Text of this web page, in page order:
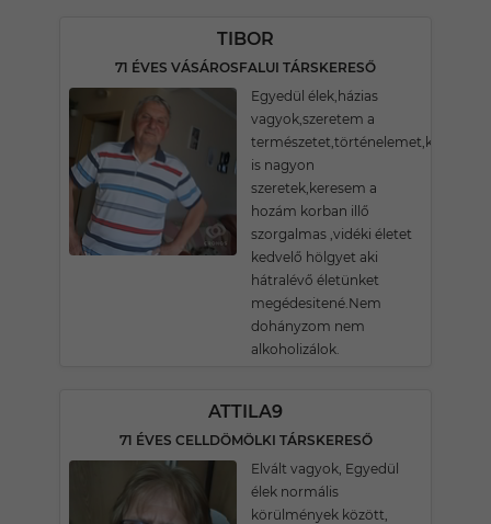
TIBOR
71 ÉVES VÁSÁROSFALUI TÁRSKERESŐ
Egyedül élek,házias
vagyok,szeretem a
is nagyon
szeretek,keresem a
hozám korban illő
szorgalmas ,vidéki életet
kedvelő hölgyet aki
hátralévő életünket
megédesitené.Nem
dohányzom nem
alkoholizálok.
ATTILA9
71 ÉVES CELLDÖMÖLKI TÁRSKERESŐ
Elvált vagyok, Egyedül
élek normális
körülmények között,